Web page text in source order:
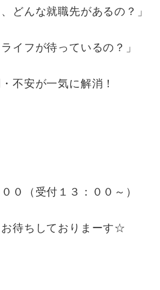
どんな就職先があるの？」
イフが待っているの？」
不安が一気に解消！
０（受付１３：００～）
待ちしておりまーす☆